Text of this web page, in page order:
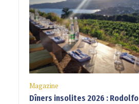
Magazine
Dîners insolites 2026 :